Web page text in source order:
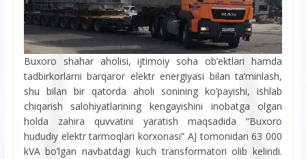
Buxoro shahar aholisi, ijtimoiy soha ob’ektlari hamda
tadbirkorlarni barqaror elektr energiyasi bilan ta’minlash,
shu bilan bir qatorda aholi sonining ko’payishi, ishlab
chiqarish salohiyatlarining kengayishini inobatga olgan
holda zahira quvvatini yaratish maqsadida “Buxoro
hududiy elektr tarmoqlari korxonasi” AJ tomonidan 63 000
kVA bo’lgan navbatdagi kuch transformatori olib kelindi.